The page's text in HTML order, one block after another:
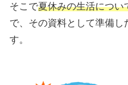
そこで夏休みの生活につい
で、その資料として準備し
す。